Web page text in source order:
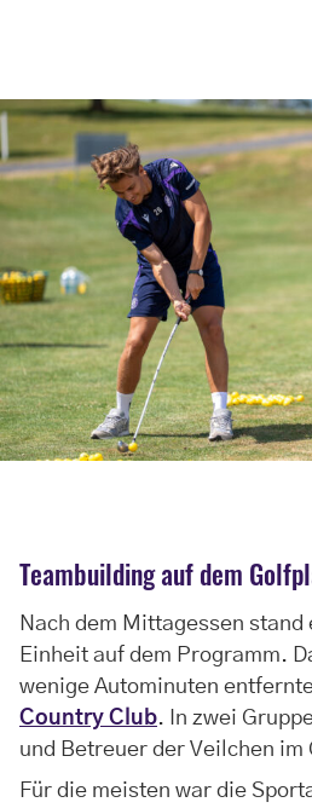
Teambuilding auf dem
Nach dem Mittagessen
Einheit auf dem Programm.
wenige Autominuten
Country Club. In zwei
und Betreuer der Veilchen im
Für die meisten war die